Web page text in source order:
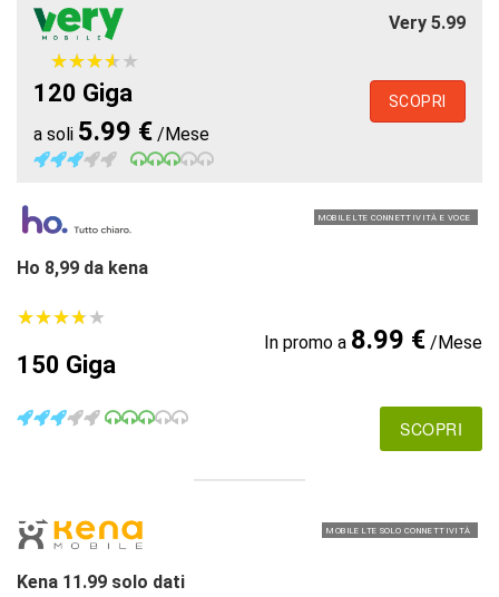
Very 5.99
★★★★★
★★★★★
120 Giga
a soli 5.99 € /Mese
SCOPRI
MOBILE LTE CONNETTIVITÀ E VOCE
Ho 8,99 da kena
★★★★★
★★★★★
150 Giga
In promo a 8.99 €/Mese
SCOPRI
MOBILE LTE SOLO CONNETTIVITÀ
Kena 11.99 solo dati